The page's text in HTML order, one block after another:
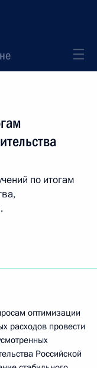
по итогам
оптимизации
расходов провести
Российской